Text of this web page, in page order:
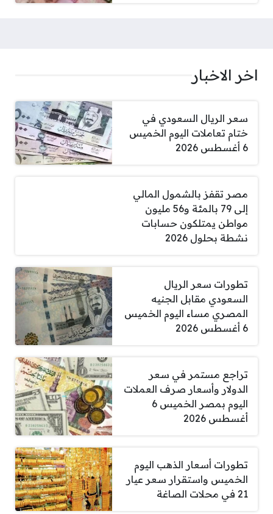
اخر الاخبار
سعر الريال السعودي في
ختام تعاملات اليوم الخميس
6 أغسطس 2026
مصر تقفز بالشمول المالي
إلى 79 بالمئة و56 مليون
مواطن يمتلكون حسابات
نشطة بحلول 2026
تطورات سعر الريال
السعودي مقابل الجنيه
المصري مساء اليوم الخميس
6 أغسطس 2026
تراجع مستمر في سعر
الدولار وأسعار صرف العملات
اليوم بمصر الخميس 6
أغسطس 2026
تطورات أسعار الذهب اليوم
الخميس واستقرار سعر عيار
21 في محلات الصاغة